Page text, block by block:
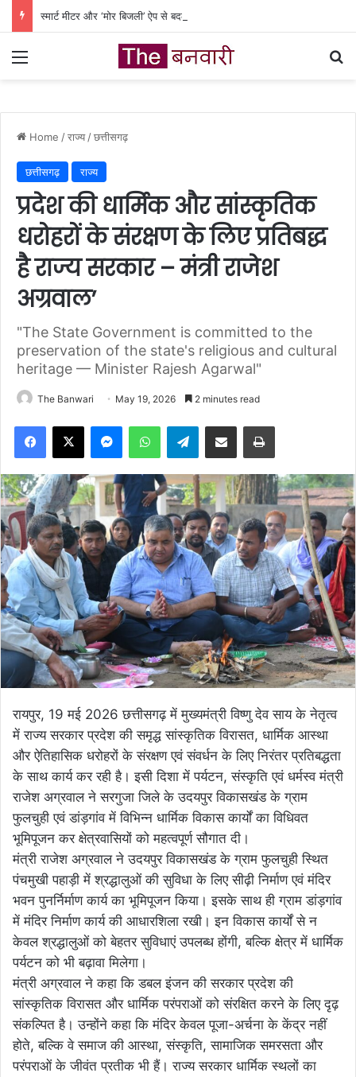
Menu
Home /राज्य /छत्तीसगढ़
छत्तीसगढ़ राज्य
प्रदेश की धार्मिक और सांस्कृतिक
धरोहरों के संरक्षण के लिए प्रतिबद्ध
है राज्य सरकार – मंत्री राजेश
अग्रवाल’
"The State Government is committed to the
preservation of the state's religious and cultural
heritage — Minister Rajesh Agarwal"
The Banwari May 19, 2026 2 minutes read
Facebook
X MessengerWhatsAppTelegramShare via Email Print
रायपुर, 19 मई 2026 छत्तीसगढ़ में मुख्यमंत्री विष्णु देव साय के नेतृत्व
में राज्य सरकार प्रदेश की समृद्ध सांस्कृतिक विरासत, धार्मिक आस्था
और ऐतिहासिक धरोहरों के संरक्षण एवं संवर्धन के लिए निरंतर प्रतिबद्धता
के साथ कार्य कर रही है। इसी दिशा में पर्यटन, संस्कृति एवं धर्मस्व मंत्री
राजेश अग्रवाल ने सरगुजा जिले के उदयपुर विकासखंड के ग्राम
फुलचुही एवं डांड़गांव में विभिन्न धार्मिक विकास कार्यों का विधिवत
भूमिपूजन कर क्षेत्रवासियों को महत्वपूर्ण सौगात दी।
मंत्री राजेश अग्रवाल ने उदयपुर विकासखंड के ग्राम फुलचुही स्थित
पंचमुखी पहाड़ी में श्रद्धालुओं की सुविधा के लिए सीढ़ी निर्माण एवं मंदिर
भवन पुनर्निर्माण कार्य का भूमिपूजन किया। इसके साथ ही ग्राम डांड़गांव
में मंदिर निर्माण कार्य की आधारशिला रखी। इन विकास कार्यों से न
केवल श्रद्धालुओं को बेहतर सुविधाएं उपलब्ध होंगी, बल्कि क्षेत्र में धार्मिक
पर्यटन को भी बढ़ावा मिलेगा।
मंत्री अग्रवाल ने कहा कि डबल इंजन की सरकार प्रदेश की
सांस्कृतिक विरासत और धार्मिक परंपराओं को संरक्षित करने के लिए दृढ़
संकल्पित है। उन्होंने कहा कि मंदिर केवल पूजा-अर्चना के केंद्र नहीं
होते, बल्कि वे समाज की आस्था, संस्कृति, सामाजिक समरसता और
परंपराओं के जीवंत प्रतीक भी हैं। राज्य सरकार धार्मिक स्थलों का